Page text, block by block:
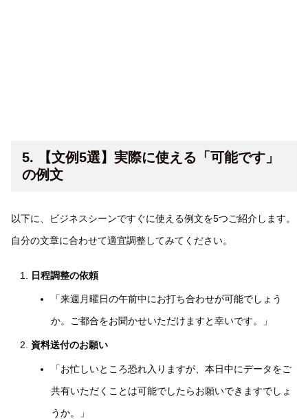
5. 【文例5選】実際に使える「可能です」
の例文
以下に、ビジネスシーンですぐに使える例文を5つご紹介します。
自分の文章に合わせて適宜調整してみてください。
日程調整の依頼
「来週月曜日の午前中にお打ち合わせが可能でしょう
か。ご都合をお聞かせいただけますと幸いです。」
資料送付のお願い
「お忙しいところ恐れ入りますが、本日中にデータをご
共有いただくことは可能でしたらお願いできますでしょ
うか。」